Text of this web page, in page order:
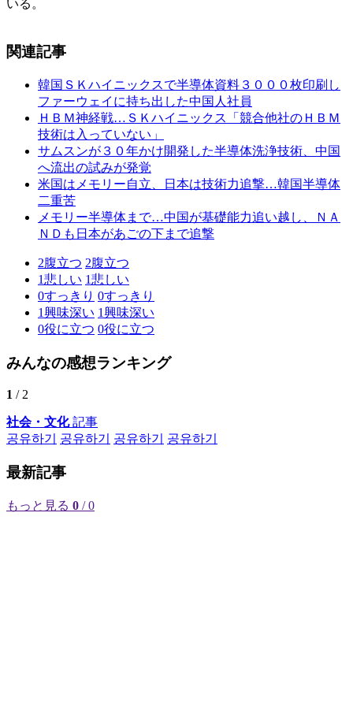
いる。
関連記事
韓国ＳＫハイニックスで半導体資料３０００枚印刷し
ファーウェイに持ち出した中国人社員
ＨＢＭ神経戦…ＳＫハイニックス「競合他社のＨＢＭ
技術は入っていない」
サムスンが３０年かけ開発した半導体洗浄技術、中国
へ流出の試みが発覚
米国はメモリー自立、日本は技術力追撃…韓国半導体
二重苦
メモリー半導体まで…中国が基礎能力追い越し、ＮＡ
ＮＤも日本があごの下まで追撃
2腹立つ 2腹立つ
1悲しい 1悲しい
0すっきり 0すっきり
1興味深い 1興味深い
0役に立つ 0役に立つ
みんなの感想ランキング
1 / 2
社会・文化記事
공유하기
공유하기 공유하기 공유하기
最新記事
もっと見る 0 / 0